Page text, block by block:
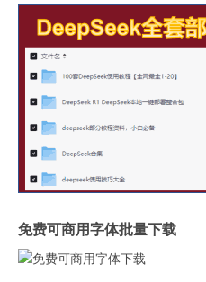
免费可商用字体批量下载